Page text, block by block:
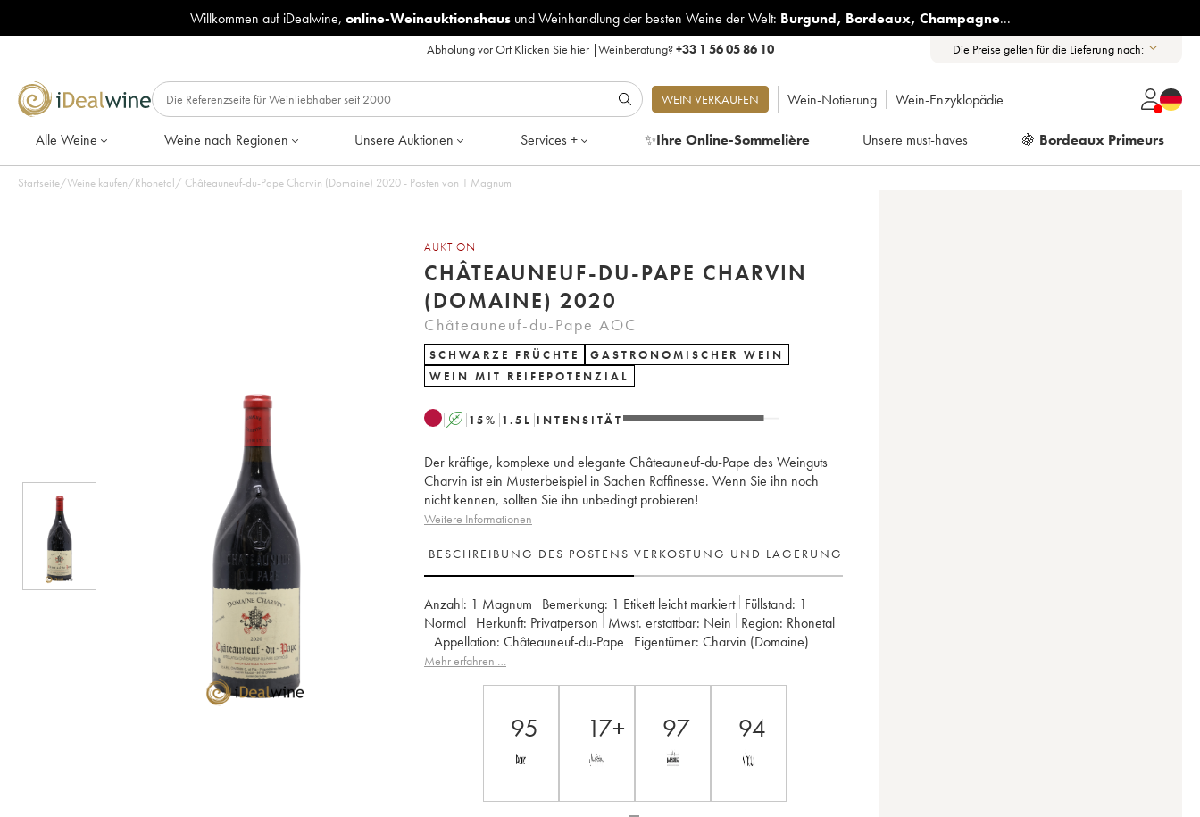
Willkommen auf iDealwine, online-Weinauktionshausund Weinhandlung der besten Weine der Welt: Burgund, Bordeaux, Champagne...
Abholung vor Ort Klicken Sie hier|Weinberatung?+33 1 56 05 86 10 Die Preise gelten für die Lieferung nach:
WEIN VERKAUFEN Wein-Notierung Wein-Enzyklopädie
Alle Weine Weine nach Regionen Unsere Auktionen Services + ✨Ihre Online-Sommelière Unsere must-haves 🍇 Bordeaux Primeurs
Startseite/Weine kaufen/Rhonetal/ Châteauneuf-du-Pape Charvin (Domaine) 2020 - Posten von 1 Magnum
AUKTION
CHÂTEAUNEUF-DU-PAPE CHARVIN
(DOMAINE) 2020
Châteauneuf-du-Pape AOC
SCHWARZE FRÜCHTE
GASTRONOMISCHER WEIN
WEIN MIT REIFEPOTENZIAL
A 15% 1.5 L INTENSITÄT
Der kräftige, komplexe und elegante Châteauneuf-du-Pape des Weinguts
Charvin ist ein Musterbeispiel in Sachen Raffinesse. Wenn Sie ihn noch
nicht kennen, sollten Sie ihn unbedingt probieren!
Weitere Informationen
BESCHREIBUNG DES POSTENS VERKOSTUNG UND LAGERUNG
Anzahl: 1 Magnum Bemerkung: 1 Etikett leicht markiert Füllstand: 1
Normal
Herkunft: privatperson Mwst. erstattbar: nein Region:
Rhonetal
Appellation:
Châteauneuf-du-Pape Eigentümer: Charvin (Domaine)
Mehr erfahren …
95 17+ 97 94